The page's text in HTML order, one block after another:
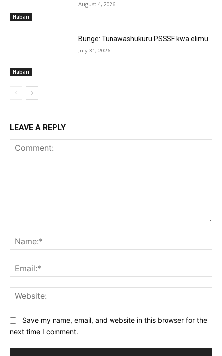
Habari
August 4, 2026
Habari
Bunge: Tunawashukuru PSSSF kwa elimu
July 31, 2026
LEAVE A REPLY
Save my name, email, and website in this browser for the
next time I comment.